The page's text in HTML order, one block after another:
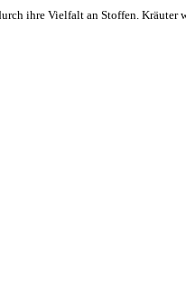
ihre Vielfalt an Stoffen. Kräuter